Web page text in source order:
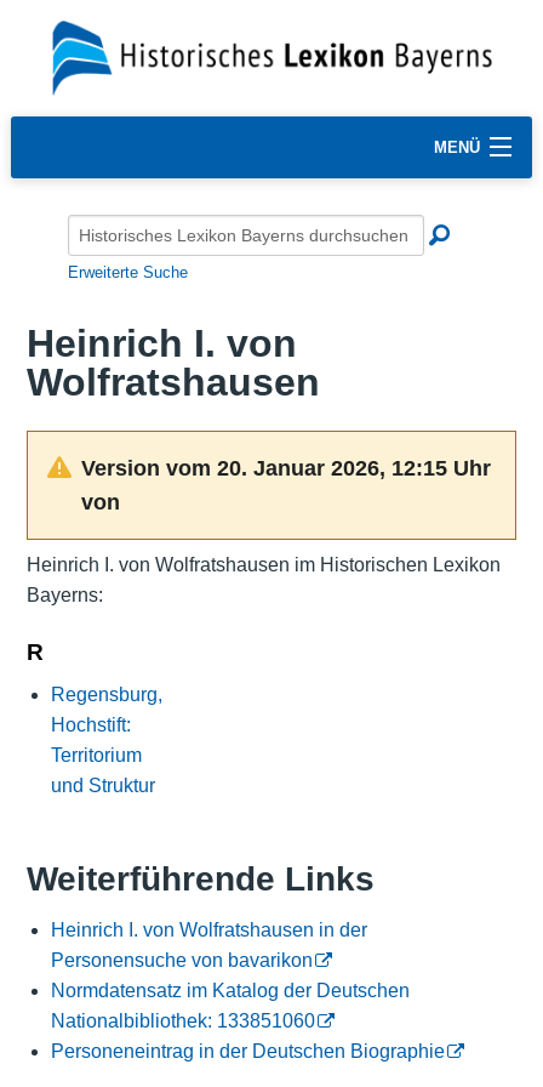
MENÜ
Erweiterte Suche
Heinrich I. von
Wolfratshausen
Version vom 20. Januar 2026, 12:15 Uhr
von
Heinrich I. von Wolfratshausen im Historischen Lexikon
Bayerns:
R
Regensburg,
Hochstift:
Territorium
und Struktur
Weiterführende Links
Heinrich I. von Wolfratshausen in der
Personensuche von bavarikon
Normdatensatz im Katalog der Deutschen
Nationalbibliothek: 133851060
Personeneintrag in der Deutschen Biographie